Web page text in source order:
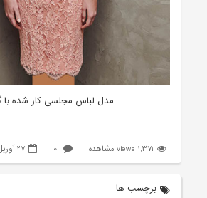
مدل لباس مجلسی کار شده با
1,371 views مشاهده 0 27 آوریل, 2019
برچسب ها